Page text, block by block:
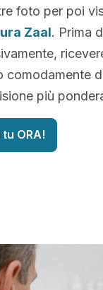
foto per poi
Zaal. Prima
comodamente
più
ORA!